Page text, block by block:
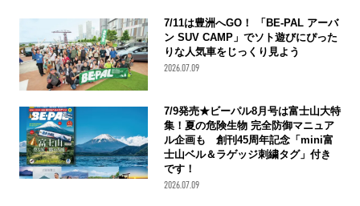
7/11は豊洲へGO！ 「BE-PAL アーバ
ン SUV CAMP」でソト遊びにぴった
りな人気車をじっくり見よう
2026.07.09
7/9発売★ビーパル8月号は富士山大特
集！夏の危険生物 完全防御マニュア
ル企画も 創刊45周年記念「mini富
士山ベル＆ラゲッジ刺繍タグ」付き
です！
2026.07.09